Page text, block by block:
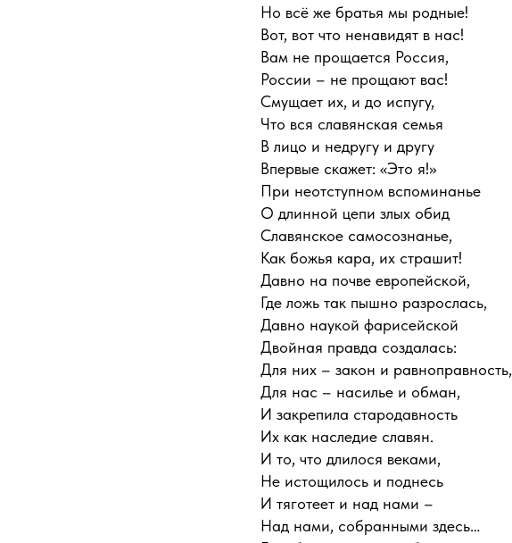
Но всё же братья мы родные!
Вот, вот что ненавидят в нас!
Вам не прощается Россия,
России – не прощают вас!
Смущает их, и до испугу,
Что вся славянская семья
В лицо и недругу и другу
Впервые скажет: «Это я!»
При неотступном вспоминанье
О длинной цепи злых обид
Славянское самосознанье,
Как божья кара, их страшит!
Давно на почве европейской,
Где ложь так пышно разрослась,
Давно наукой фарисейской
Двойная правда создалась:
Для них – закон и равноправность,
Для нас – насилье и обман,
И закрепила стародавность
Их как наследие славян.
И то, что длилося веками,
Не истощилось и поднесь
И тяготеет и над нами –
Над нами, собранными здесь…